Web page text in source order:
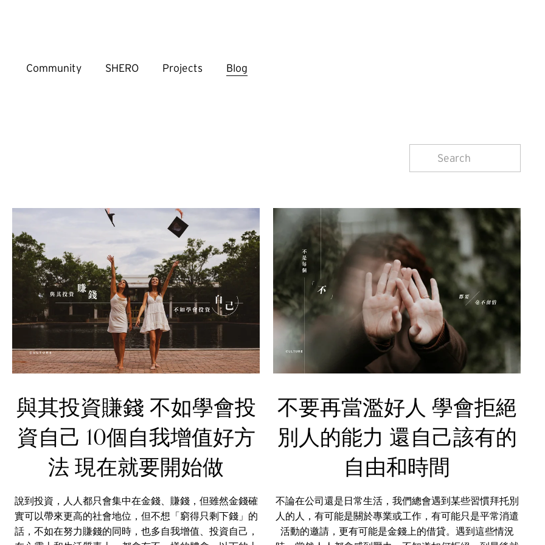
Community SHERO Projects Blog
與其投資賺錢 不如學會投
資自己 10個自我增值好方
法 現在就要開始做
說到投資，人人都只會集中在金錢、賺錢，但雖然金錢確
實可以帶來更高的社會地位，但不想「窮得只剩下錢」的
話，不如在努力賺錢的同時，也多自我增值、投資自己，
不要再當濫好人 學會拒絕
別人的能力 還自己該有的
自由和時間
不論在公司還是日常生活，我們總會遇到某些習慣拜托別
人的人，有可能是關於專業或工作，有可能只是平常消遣
活動的邀請，更有可能是金錢上的借貸。遇到這些情況